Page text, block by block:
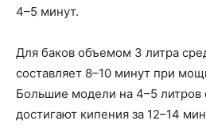
4–5 минут.
Для баков объемом 3 литра
составляет 8–10 минут при
Большие модели на 4–5
достигают кипения за 12–14